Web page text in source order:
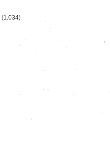
(1.034)